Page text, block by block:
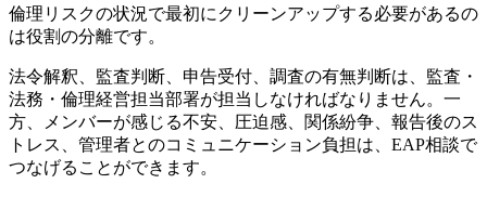
倫理リスクの状況で最初にクリーンアップする必要があるの
は役割の分離です。
法令解釈、監査判断、申告受付、調査の有無判断は、監査・
法務・倫理経営担当部署が担当しなければなりません。一
方、メンバーが感じる不安、圧迫感、関係紛争、報告後のス
トレス、管理者とのコミュニケーション負担は、EAP相談で
つなげることができます。